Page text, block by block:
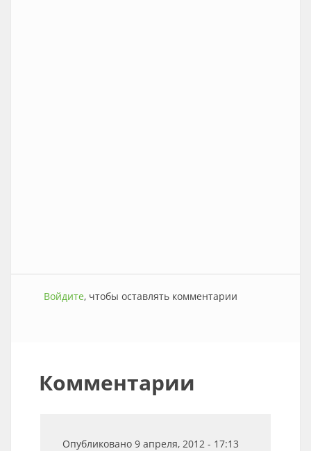
Войдите, чтобы оставлять комментарии
Комментарии
Опубликовано 9 апреля, 2012 - 17:13